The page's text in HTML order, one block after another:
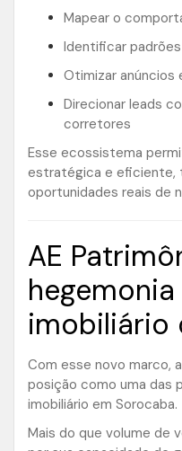
Mapear o
Identificar
Otimizar anúncios
Direcionar leads
corretores
Esse ecossistema
estratégica e eficiente,
oportunidades reais de
AE
imobiliário
Com esse novo marco,
posição como uma das
imobiliário em Sorocaba.
Mais do que volume de